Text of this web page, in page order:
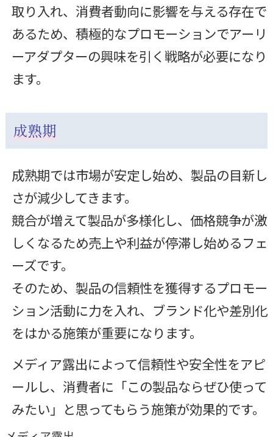
取り入れ、消費者動向に影響を与える存在で
あるため、積極的なプロモーションでアーリ
ーアダプターの興味を引く戦略が必要になり
ます。
成熟期
成熟期では市場が安定し始め、製品の目新し
さが減少してきます。
競合が増えて製品が多様化し、価格競争が激
しくなるため売上や利益が停滞し始めるフェ
ーズです。
そのため、製品の信頼性を獲得するプロモー
ション活動に力を入れ、ブランド化や差別化
をはかる施策が重要になります。
メディア露出によって信頼性や安全性をアピ
ールし、消費者に「この製品ならぜひ使って
みたい」と思ってもらう施策が効果的です。